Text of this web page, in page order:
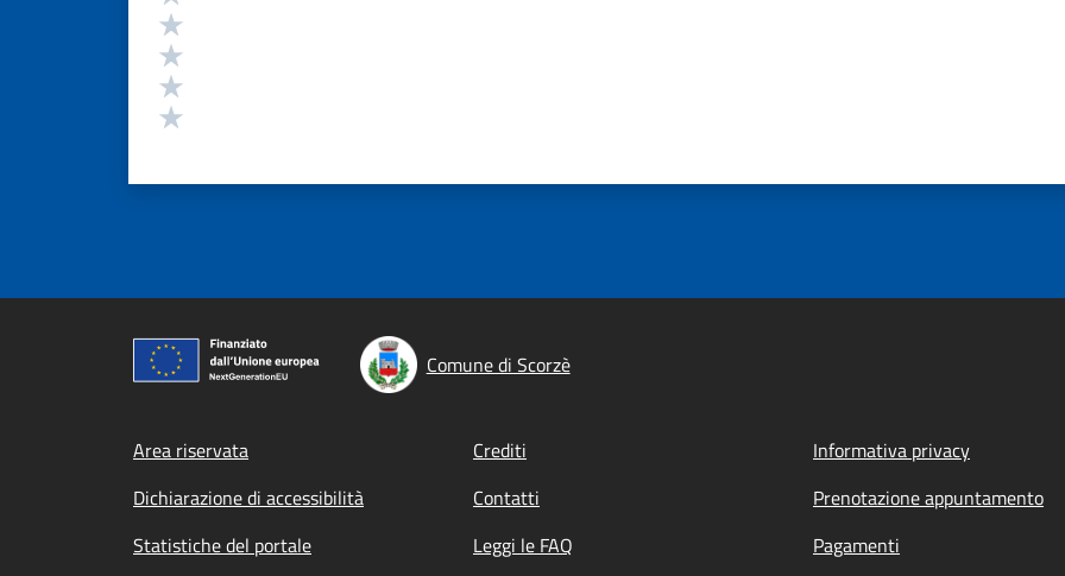
Comune di Scorzè
Footer menu
Area riservata Crediti
Informativa privacy
Dichiarazione di accessibilità
Contatti
Prenotazione appuntamento
Statistiche del portale
Leggi le FAQ Pagamenti